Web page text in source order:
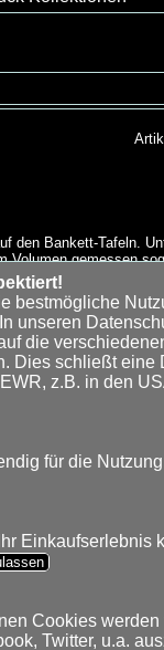
bestmögliche
unseren
die
Dies schließt eine
z.B. in den
für die
Einkaufserlebnis
Cookies
Twitter, u.a.
den Bankett-Tafeln.
Volumen gemessen
und am
auf fertigen